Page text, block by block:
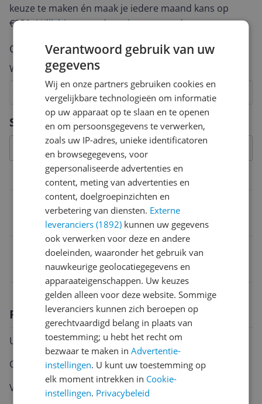
Specificaties
Productinformatie
5902138052041
Productomschrijving
Uitgevouwen: 200 x 70 x 10 cm
Opgevouwen: 70 x 60 x 30 cm (50 cm zithoogte )
Vultype: schuimkern, dichtheid: tot 22 kg / m3
keuze te maken én maak je iedere maand kans op
€250,-!Klik hier voor de actievoorwaarden.
Cijfer
Welk cijfer geef jij dit product?
6
4
3
Vraag 1 van 4
Verantwoord gebruik van uw
gegevens
Wij en onze partners gebruiken cookies en
vergelijkbare technologieën om informatie
op uw apparaat op te slaan en te openen
en om persoonsgegevens te verwerken,
zoals uw IP-adres, unieke identificatoren
en browsegegevens, voor
gepersonaliseerde advertenties en
content, meting van advertenties en
content, doelgroepinzichten en
verbetering van diensten. Externe
leveranciers (1892) kunnen uw gegevens
ook verwerken voor deze en andere
doeleinden, waaronder het gebruik van
nauwkeurige geolocatiegegevens en
apparaateigenschappen. Uw keuzes
gelden alleen voor deze website. Sommige
leveranciers kunnen zich beroepen op
gerechtvaardigd belang in plaats van
toestemming; u hebt het recht om
bezwaar te maken inAdvertentie-
instellingen. U kunt uw toestemming op
elk moment intrekken in Cookie-
instellingen. Privacybeleid